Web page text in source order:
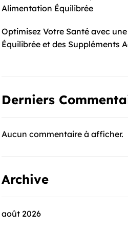
Alimentation Équilibrée
Optimisez Votre Santé avec
Équilibrée et des Suppléments
Derniers
Aucun commentaire à afficher.
Archive
août 2026